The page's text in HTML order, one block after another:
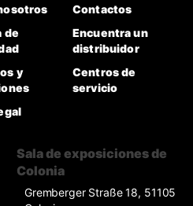
de
y
Contactos
Encuentra un
distribuidor
Centros de
servicio
Sala de exposiciones de
Colonia
Gremberger Straße 18, 51105